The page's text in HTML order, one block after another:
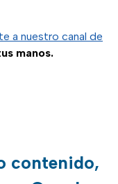
a nuestro canal de
manos.
contenido,